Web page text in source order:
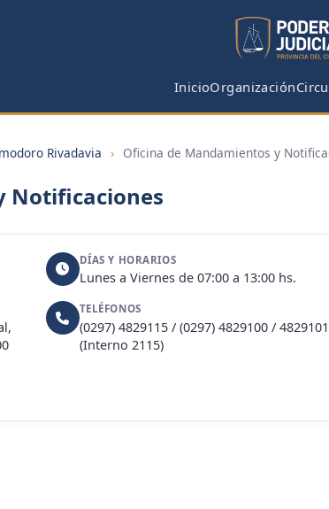
InicioOrganización
Rivadavia › Oficina de Mandamientos y
Notificaciones
DÍAS Y HORARIOS
Lunes a Viernes de 07:00 a 13:00 hs.
TELÉFONOS
(0297) 4829115 / (0297) 4829100 / 4829101
(Interno 2115)